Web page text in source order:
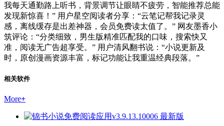
我每天通勤路上听书，背景调节让眼睛不疲劳，智能推荐总能
发现新惊喜！” 用户星空阅读者分享：“云笔记帮我记录灵
感，离线缓存是出差神器，会员免费读太值了。” 网友墨香小
筑评论：“分类细致，男生版精准匹配我的口味，搜索快又
准，阅读无广告超享受。” 用户清风翻书说：“小说更新及
时，原创漫画资源丰富，标记功能让我重温经典段落。”
相关软件
More+